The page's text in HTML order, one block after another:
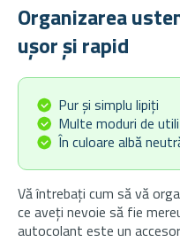
Organizarea
ușor și rapid
Pur și simplu lipiți
Multe moduri de
În culoare albă
Vă întrebați cum să vă
ce aveți nevoie să fie
autocolant este un